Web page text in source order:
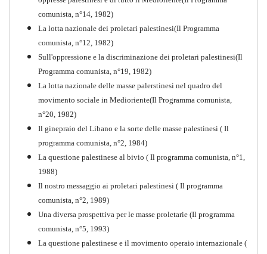
1917-2017 Ieri Oggi Domani
PDF Quaderno n°9
comunista, n°14, 1982)
La lotta nazionale dei proletari palestinesi(Il Programma
comunista, n°12, 1982)
Sull'oppressione e la discriminazione dei proletari palestinesi(Il
Programma comunista, n°19, 1982)
La lotta nazionale delle masse palerstinesi nel quadro del
movimento sociale in Medioriente(Il Programma comunista,
n°20, 1982)
Il ginepraio del Libano e la sorte delle masse palestinesi ( Il
programma comunista, n°2, 1984)
La questione palestinese al bivio ( Il programma comunista, n°1,
1988)
Il nostro messaggio ai proletari palestinesi ( Il programma
comunista, n°2, 1989)
Una diversa prospettiva per le masse proletarie (Il programma
comunista, n°5, 1993)
La questione palestinese e il movimento operaio internazionale (